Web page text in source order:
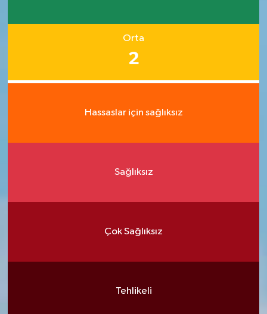
Orta
2
Hassaslar için sağlıksız
Sağlıksız
Çok Sağlıksız
Tehlikeli